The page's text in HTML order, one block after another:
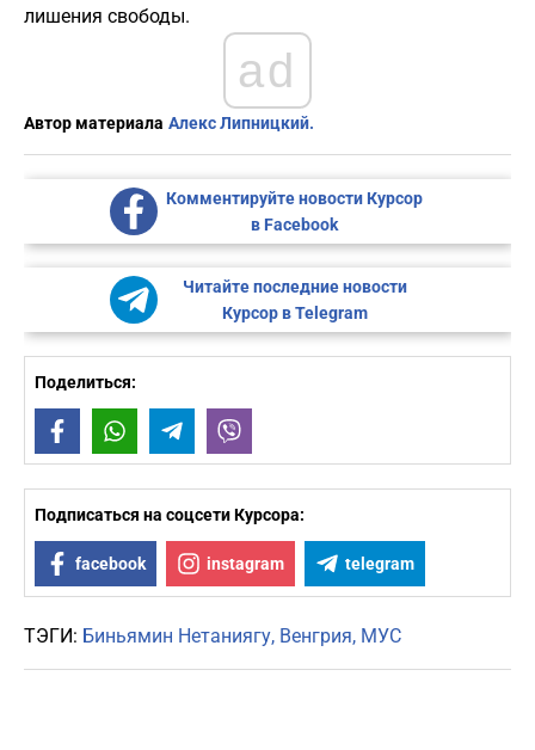
лишения свободы.
ad
Автор материала Алекс Липницкий.
Комментируйте новости Курсор
в Facebook
Читайте последние новости
Курсор в Telegram
Поделиться:
FacebookWhatsAppTelegram
Подписаться на соцсети Курсора:
facebook instagram telegram
ТЭГИ: Биньямин Нетаниягу Венгрия МУС